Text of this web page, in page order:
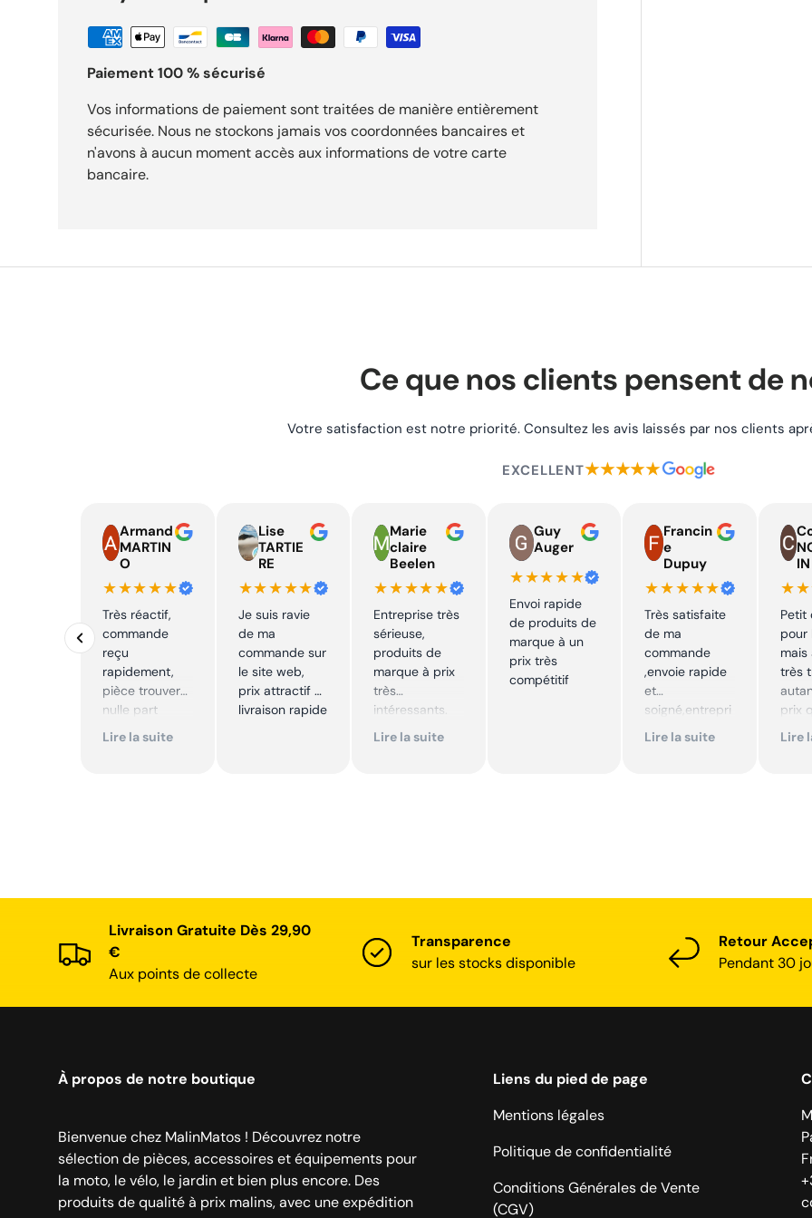
Paiement 100 % sécurisé
Vos informations de paiement sont traitées de manière entièrement
sécurisée. Nous ne stockons jamais vos coordonnées bancaires et
n'avons à aucun moment accès aux informations de votre carte
bancaire.
Ce que nos clients pensent de
Votre satisfaction est notre priorité. Consultez les avis laissés par nos clients
EXCELLENT★★★★★
Armand
MARTIN
O
★★★★★
Très réactif,
commande
reçu
rapidement,
pièce trouver
nulle part
ailleurs et
Lire la suite
Lise
TARTIE
RE
★★★★★
Je suis ravie
de ma
commande sur
le site web,
prix attractif et
livraison rapide
Marie
claire
Beelen
★★★★★
Entreprise très
sérieuse,
produits de
marque à prix
très
intéressants.
Excellent suivi !
Lire la suite
Guy
Auger
★★★★★
Envoi rapide
de produits de
marque à un
prix très
compétitif
Francin
e
Dupuy
★★★★★
Très satisfaite
de ma
commande
,envoie rapide
et
soigné,entrepri
se sérieuse
Lire la suite
IN
Petit
pour
mais
très
prix
Lire
Livraison Gratuite Dès 29,90
€
Aux points de collecte
Transparence
sur les stocks disponible
Retour
Pendant 30
À propos de notre boutique
Bienvenue chez MalinMatos ! Découvrez notre
sélection de pièces, accessoires et équipements pour
la moto, le vélo, le jardin et bien plus encore. Des
produits de qualité à prix malins, avec une expédition
Liens du pied de page
Mentions légales
Politique de confidentialité
Conditions Générales de Vente
(CGV)